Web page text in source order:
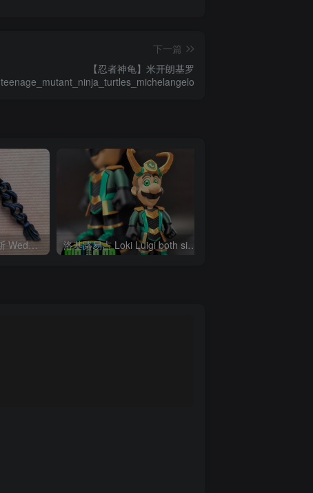
下一篇
【忍者神龟】米开朗基罗
teenage_mutant_ninja_turtles_michelangelo
【恐怖系列】36.亚当斯 Wednesday Creepy Doll Updated 9-22 洛基路易吉 Loki Luigi both sizes